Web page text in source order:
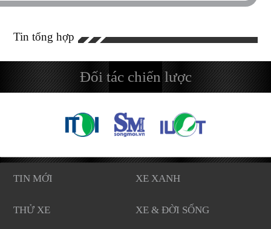
Tin tổng hợp
Đối tác chiến lược
TIN MỚI XE XANH
THỬ XE XE & ĐỜI SỐNG